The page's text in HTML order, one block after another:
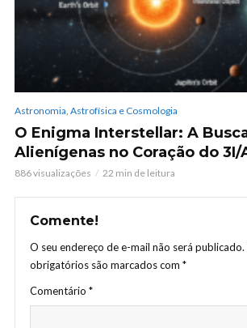
Astronomia, Astrofísica e Cosmologia
O Enigma Interstellar: A
Alienígenas no Coração do 3I/
886 visualizações 22 min de leitura
Comente!
O seu endereço de e-mail não será publicado.
obrigatórios são marcados com *
Comentário *